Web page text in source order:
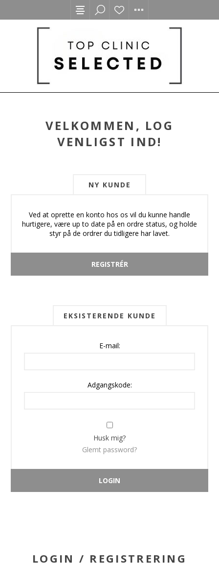
VELKOMMEN, LOG
VENLIGST IND!
NY KUNDE
Ved at oprette en konto hos os vil du kunne handle
hurtigere, være up to date på en ordre status, og holde
styr på de ordrer du tidligere har lavet.
EKSISTERENDE KUNDE
E-mail:
Adgangskode:
Husk mig?
Glemt password?
LOGIN / REGISTRERING